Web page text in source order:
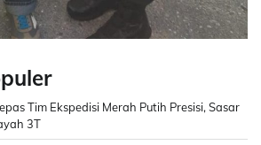
Tim Ekspedisi Merah Putih Presisi, Sasar
3T